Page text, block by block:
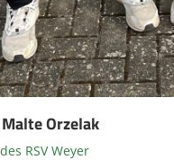
Orzelak
RSV Weyer